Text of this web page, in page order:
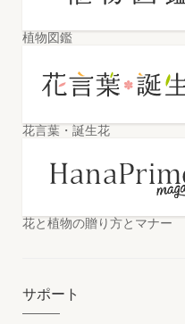
植物図鑑
花言葉・誕生花
花と植物の贈り方とマナー
サポート